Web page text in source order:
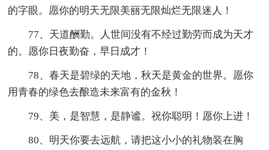
的字眼。愿你的明天无限美丽无限灿烂无限迷人！
77、天道酬勤。人世间没有不经过勤劳而成为天才
的。愿你日夜勤奋，早日成才！
78、春天是碧绿的天地，秋天是黄金的世界。愿你
用青春的绿色去酿造未来富有的金秋！
79、美，是智慧，是静谧。祝你聪明！愿你上进！
80、明天你要去远航，请把这小小的礼物装在胸